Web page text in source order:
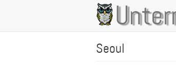
Main
navigation
Seoul